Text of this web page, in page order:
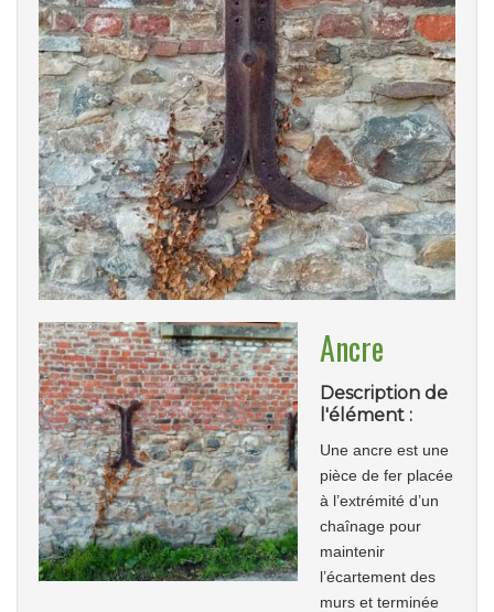
Ancre
Description de
l'élément :
Une ancre est une
pièce de fer placée
à l’extrémité d’un
chaînage pour
maintenir
l’écartement des
murs et terminée